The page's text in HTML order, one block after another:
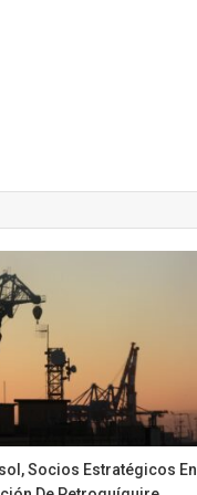
Socios Estratégicos En